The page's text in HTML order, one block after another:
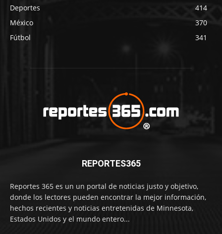
Deportes
414
México
370
Fútbol
341
REPORTES365
Reportes 365 es un un portal de noticias justo y objetivo,
donde los lectores pueden encontrar la mejor información,
hechos recientes y noticias entretenidas de Minnesota,
Estados Unidos y el mundo entero...